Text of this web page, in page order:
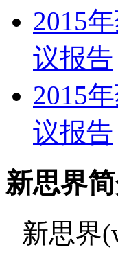
2015
议报告
2015
议报告
新思界
新思界